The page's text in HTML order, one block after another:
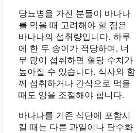
당뇨병을 가진 분들이 바나나
를 먹을 때 고려해야 할 점은
바나나의 섭취량입니다. 하루
에 한 두 송이가 적당하며, 너
무 많이 섭취하면 혈당 수치가
높아질 수 있습니다. 식사와 함
께 섭취하거나 간식으로 먹을
때도 양을 조절해야 합니다.
바나나를 기존 식단에 포함시
킬 때는 다른 과일이나 탄수화